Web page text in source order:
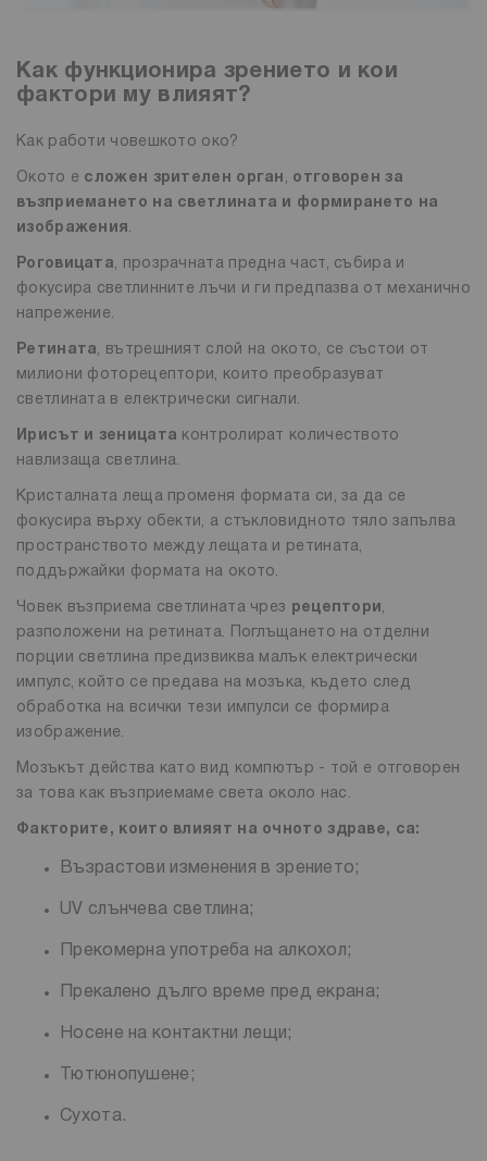
Как функционира зрението и кои
фактори му влияят?
Как работи човешкото око?
Окото е сложен зрителен орган , отговорен за
възприемането на светлината и формирането на
изображения.
Роговицата, прозрачната предна част, събира и
фокусира светлинните лъчи и ги предпазва от механично
напрежение.
Ретината, вътрешният слой на окото, се състои от
милиони фоторецептори, които преобразуват
светлината в електрически сигнали.
Ирисът и зеницата контролират количеството
навлизаща светлина.
Кристалната леща променя формата си, за да се
фокусира върху обекти, а стъкловидното тяло запълва
пространството между лещата и ретината,
поддържайки формата на окото.
Човек възприема светлината чрез рецептори,
разположени на ретината. Поглъщането на отделни
порции светлина предизвиква малък електрически
импулс, който се предава на мозъка, където след
обработка на всички тези импулси се формира
изображение.
Мозъкът действа като вид компютър - той е отговорен
за това как възприемаме света около нас.
Факторите, които влияят на очното здраве, са:
Възрастови изменения в зрението;
UV слънчева светлина;
Прекомерна употреба на алкохол;
Прекалено дълго време пред екрана;
Носене на контактни лещи;
Тютюнопушене;
Сухота.